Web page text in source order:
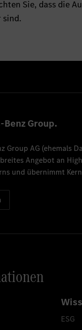
Sie, dass die
sind.
Group.
Group AG (ehemals
Angebot an
und übernimmt
ESG